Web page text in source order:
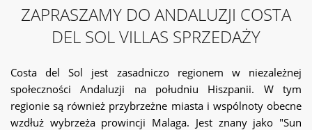
ZAPRASZAMY DO ANDALUZJI COSTA
DEL SOL VILLAS SPRZEDAŻY
Costa del Sol jest zasadniczo regionem w niezależnej
społeczności Andaluzji na południu Hiszpanii. W tym
regionie są również przybrzeżne miasta i wspólnoty obecne
wzdłuż wybrzeża prowincji Malaga. Jest znany jako "Sun